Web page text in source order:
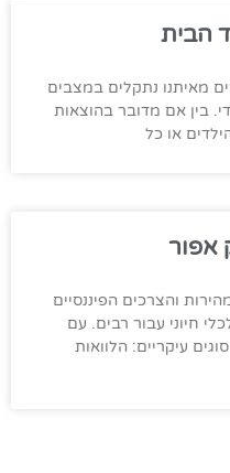
הבית
מאיתנו נתקלים במצבים
בין אם מדובר בהוצאות
או כל
אפור
והצרכים הפיננסיים
חיוני עבור רבים. עם
עיקריים: הלוואות